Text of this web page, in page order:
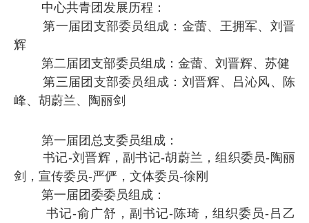
中心共青团发展历程：
第一届团支部委员组成：金蕾、王拥军、刘晋
辉
第二届团支部委员组成：金蕾、刘晋辉、苏健
第三届团支部委员组成：刘晋辉、吕沁风、陈
峰、胡蔚兰、陶丽剑
第一届团总支委员组成：
书记-刘晋辉，副书记-胡蔚兰，组织委员-陶丽
剑，宣传委员-严俨，文体委员-徐刚
第一届团委委员组成：
书记-俞广舒，副书记-陈琦，组织委员-吕乙